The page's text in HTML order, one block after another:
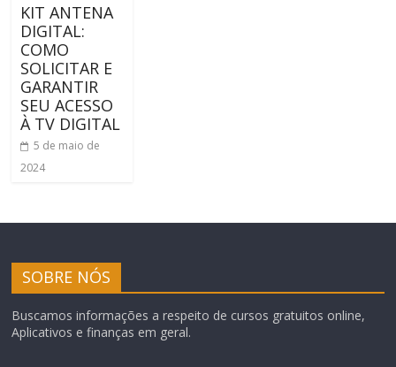
KIT ANTENA
DIGITAL:
COMO
SOLICITAR E
GARANTIR
SEU ACESSO
À TV DIGITAL
5 de maio de
2024
SOBRE NÓS
Buscamos informações a respeito de cursos gratuitos online,
Aplicativos e finanças em geral.